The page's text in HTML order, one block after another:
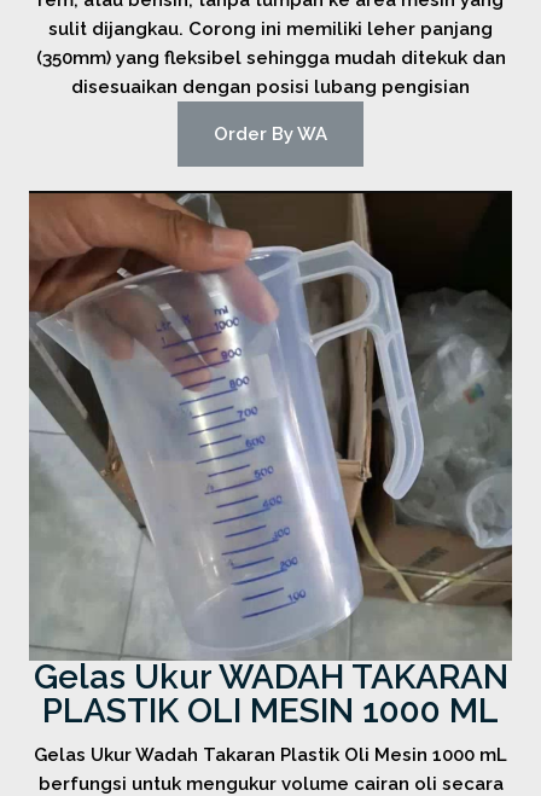
sulit dijangkau. Corong ini memiliki leher panjang
(350mm) yang fleksibel sehingga mudah ditekuk dan
disesuaikan dengan posisi lubang pengisian
Order By WA
Gelas Ukur WADAH TAKARAN
PLASTIK OLI MESIN 1000 ML
Gelas Ukur Wadah Takaran Plastik Oli Mesin 1000 mL
berfungsi untuk mengukur volume cairan oli secara